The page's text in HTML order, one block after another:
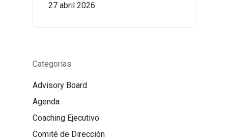
27 abril 2026
Categorías
Advisory Board
Agenda
Coaching Ejecutivo
Comité de Dirección